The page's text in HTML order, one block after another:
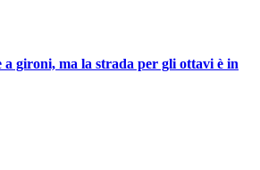
a gironi, ma la strada per gli ottavi è in